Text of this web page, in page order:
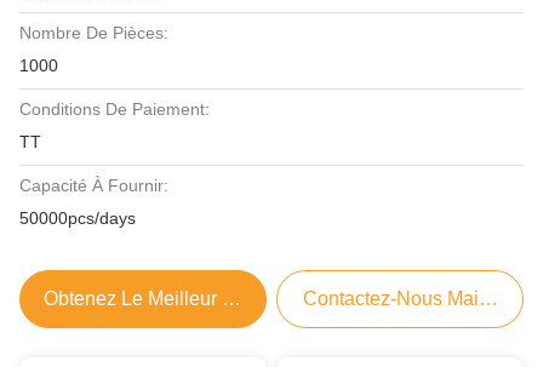
Nombre De Pièces:
1000
Conditions De Paiement:
TT
Capacité À Fournir:
50000pcs/days
Obtenez Le Meilleur Prix Contactez-Nous Maintenant